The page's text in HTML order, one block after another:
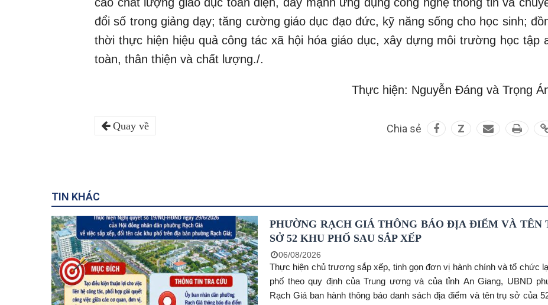
đổi số trong giảng dạy; tăng cường giáo dục đạo đức, kỹ năng sống cho học sinh;
thời thực hiện hiệu quả công tác xã hội hóa giáo dục, xây dựng môi trường học tập
toàn, thân thiện và chất lượng./.
Thực hiện: Nguyễn Đáng và Trọng
Quay về Chia sẻ Z
TIN KHÁC
PHƯỜNG RẠCH GIÁ THÔNG BÁO ĐỊA ĐIỂM VÀ TÊN
SỞ 52 KHU PHỐ SAU SẮP XẾP
06/08/2026
Thực hiện chủ trương sắp xếp, tinh gọn đơn vị hành chính và tổ chức
phố theo quy định của Trung ương và của tỉnh An Giang, UBND
Rạch Giá ban hành thông báo danh sách địa điểm và tên trụ sở của